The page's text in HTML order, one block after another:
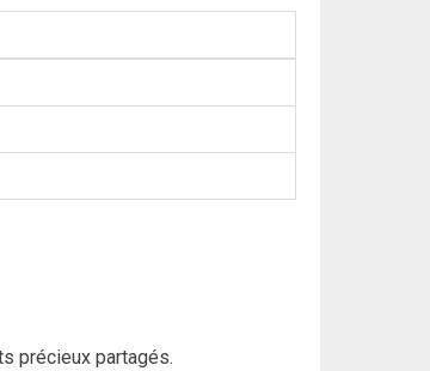
précieux partagés.